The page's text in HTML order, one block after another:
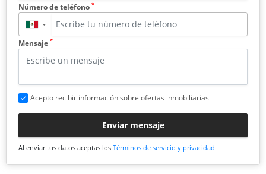
Número de teléfono *
▼
Mensaje *
Acepto recibir información sobre ofertas inmobiliarias
Enviar mensaje
Al enviar tus datos aceptas los Términos de servicio y privacidad